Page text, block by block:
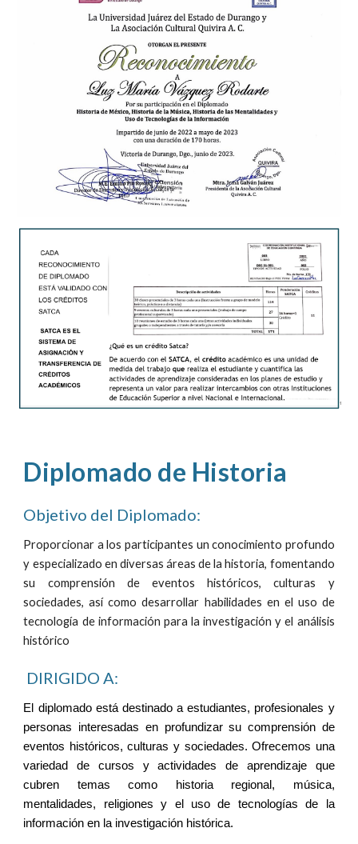
Diplomado de Historia
Objetivo del Diplomado:
Proporcionar a los participantes un conocimiento profundo
y especializado en diversas áreas de la historia, fomentando
su comprensión de eventos históricos, culturas y
sociedades, así como desarrollar habilidades en el uso de
tecnología de información para la investigación y el análisis
histórico
DIRIGIDO A:
El diplomado está destinado a estudiantes, profesionales y
personas interesadas en profundizar su comprensión de
eventos históricos, culturas y sociedades. Ofrecemos una
variedad de cursos y actividades de aprendizaje que
cubren temas como historia regional, música,
mentalidades, religiones y el uso de tecnologías de la
información en la investigación histórica.